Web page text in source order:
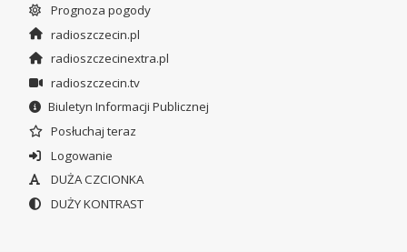
Prognoza pogody
radioszczecin.pl
radioszczecinextra.pl
radioszczecin.tv
Biuletyn Informacji Publicznej
Posłuchaj teraz
Logowanie
DUŻA CZCIONKA
DUŻY KONTRAST